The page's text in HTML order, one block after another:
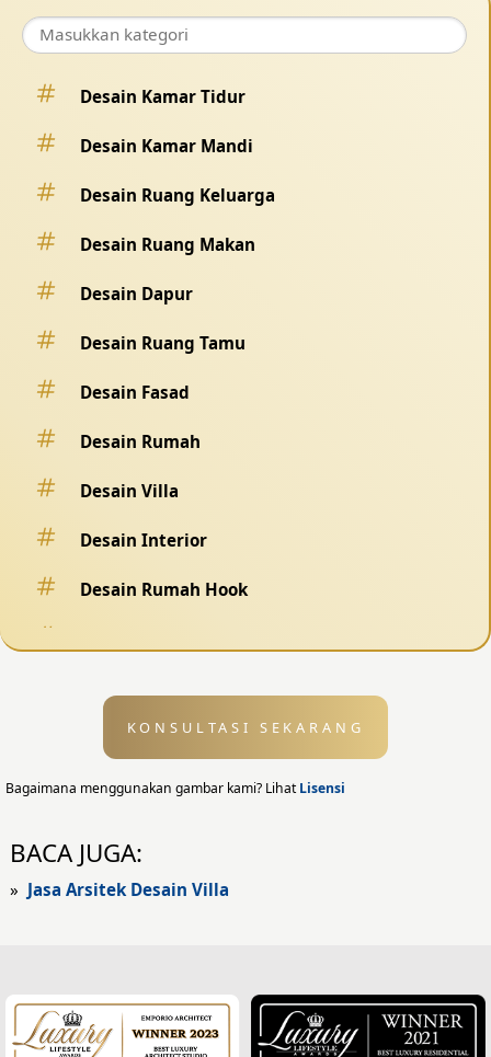
Desain Kamar Tidur
Desain Kamar Mandi
Desain Ruang Keluarga
Desain Ruang Makan
Desain Dapur
Desain Ruang Tamu
Desain Fasad
Desain Rumah
Desain Villa
Desain Interior
Desain Rumah Hook
Desain Eksterior
Desain Eksterior Rumah
Desain Rumah Modern
Fasad Kantor
KONSULTASI SEKARANG
Bagaimana menggunakan gambar kami? LihatLisensi
BACA JUGA:
» Jasa Arsitek Desain Villa